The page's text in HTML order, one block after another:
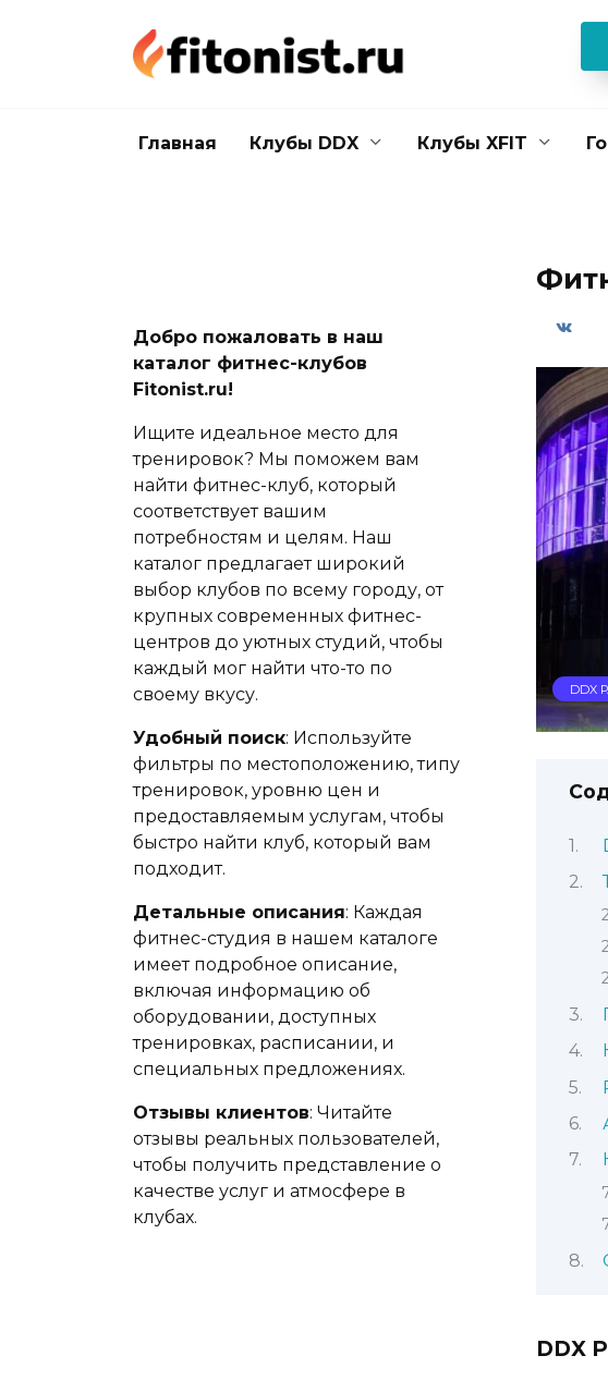
Главная Клубы DDX Клубы XFIT
DDX
DDX
Добро пожаловать в наш
каталог фитнес-клубов
Fitonist.ru!
Ищите идеальное место для
тренировок? Мы поможем вам
найти фитнес-клуб, который
соответствует вашим
потребностям и целям. Наш
каталог предлагает широкий
выбор клубов по всему городу, от
крупных современных фитнес-
центров до уютных студий, чтобы
каждый мог найти что-то по
своему вкусу.
Удобный поиск: Используйте
фильтры по местоположению, типу
тренировок, уровню цен и
предоставляемым услугам, чтобы
быстро найти клуб, который вам
подходит.
Детальные описания: Каждая
фитнес-студия в нашем каталоге
имеет подробное описание,
включая информацию об
оборудовании, доступных
тренировках, расписании, и
специальных предложениях.
Отзывы клиентов: Читайте
отзывы реальных пользователей,
чтобы получить представление о
качестве услуг и атмосфере в
клубах.